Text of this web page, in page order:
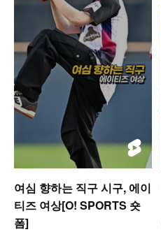
여심 향하는 직구 시구, 에이
티즈 여상[O! SPORTS 숏
폼]